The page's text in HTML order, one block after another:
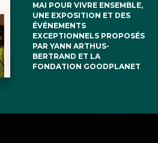
MAI POUR VIVRE ENSEMBLE,
UNE EXPOSITION ET DES
ÉVÉNEMENTS
EXCEPTIONNELS PROPOSÉS
PAR YANN ARTHUS-
BERTRAND ET LA
FONDATION GOODPLANET